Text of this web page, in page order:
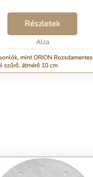
Részletek
Alza
mint ORION Rozsdamentes
szűrő, átmérő 10 cm